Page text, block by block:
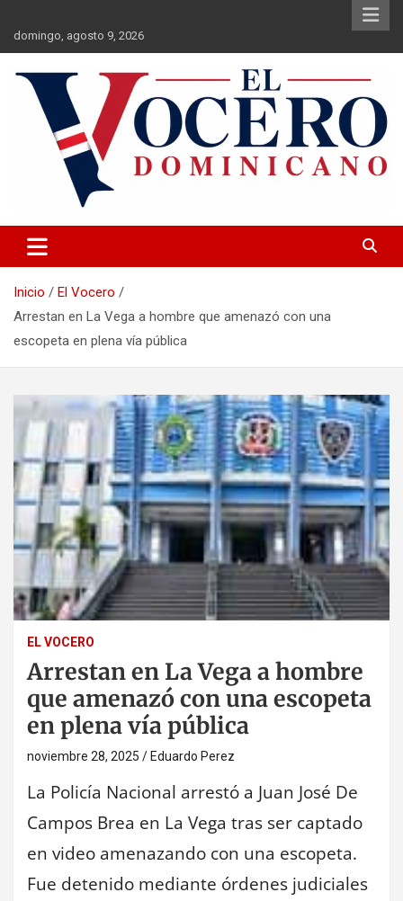
contenido
domingo, agosto 9, 2026
El Vocero Dominicano
Inicio
El Vocero
Arrestan en La Vega a hombre que amenazó con una
escopeta en plena vía pública
EL VOCERO
Arrestan en La Vega a hombre
que amenazó con una escopeta
en plena vía pública
noviembre 28, 2025 Eduardo Perez
La Policía Nacional arrestó a Juan José De
Campos Brea en La Vega tras ser captado
en video amenazando con una escopeta.
Fue detenido mediante órdenes judiciales